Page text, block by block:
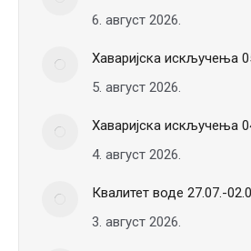
6. август 2026.
Хаваријска искључења
5. август 2026.
Хаваријска искључења
4. август 2026.
Квалитет воде 27.07.-
3. август 2026.